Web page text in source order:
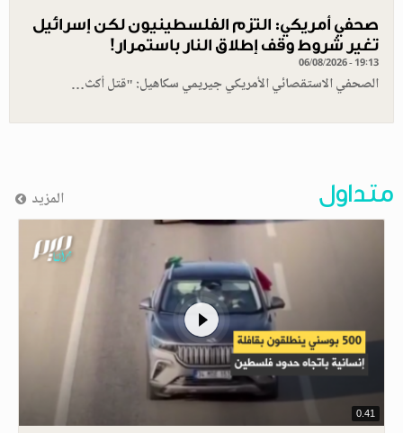
صحفي أمريكي: التزم الفلسطينيون لكن إسرائيل
تغير شروط وقف إطلاق النار باستمرار!
06/08/2026 - 19:13
الصحفي الاستقصائي الأمريكي جيريمي سكاهيل: "قتل أكث…
متداول المزيد
0.41